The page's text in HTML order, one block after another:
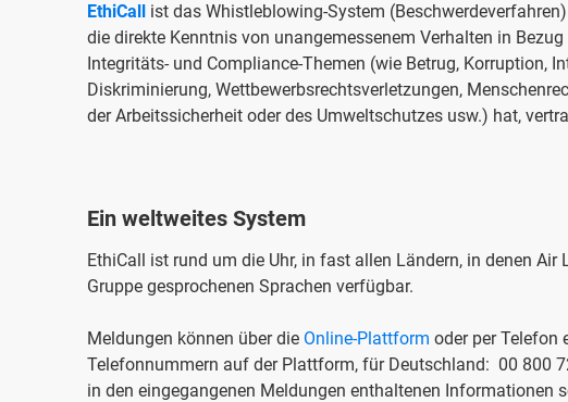
EthiCall ist das Whistleblowing-System
die direkte Kenntnis von unangemessenem Verhalten in
Integritäts- und Compliance-Themen (wie Betrug, Korruption,
Diskriminierung, Wettbewerbsrechtsverletzungen,
der Arbeitssicherheit oder des Umweltschutzes usw.) hat,
Ein weltweites System
EthiCall ist rund um die Uhr, in fast allen Ländern, in denen
Gruppe gesprochenen Sprachen verfügbar.
Meldungen können über die Online-Plattform oder per Telefon
Telefonnummern auf der Plattform, für Deutschland: 00 800
in den eingegangenen Meldungen enthaltenen Informationen